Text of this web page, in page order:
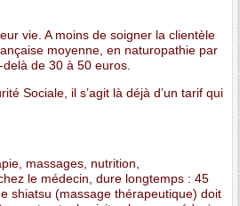
vie. A moins de soigner la clientèle
moyenne, en naturopathie par
de 30 à 50 euros.
Sociale, il s’agit là déjà d’un tarif qui
massages, nutrition,
le médecin, dure longtemps : 45
shiatsu (massage thérapeutique) doit